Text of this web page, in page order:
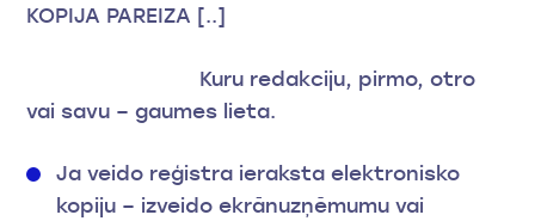
KOPIJA PAREIZA [..]
Kuru redakciju, pirmo, otro
vai savu – gaumes lieta.
Ja veido reģistra ieraksta elektronisko
kopiju – izveido ekrānuzņēmumu vai